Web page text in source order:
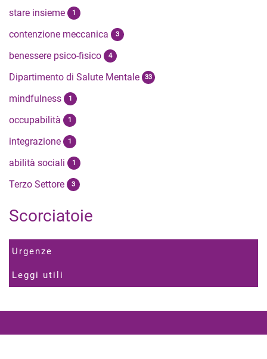
stare insieme 1
contenzione meccanica 3
benessere psico-fisico 4
Dipartimento di Salute Mentale 33
mindfulness 1
occupabilità 1
integrazione 1
abilità sociali 1
Terzo Settore 3
Scorciatoie
Urgenze
Leggi utili